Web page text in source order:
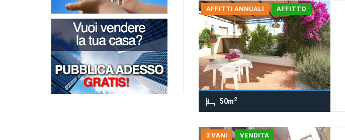
AFFITTI ANNUALI AFFITTO
50m2
3 VANI VENDITA